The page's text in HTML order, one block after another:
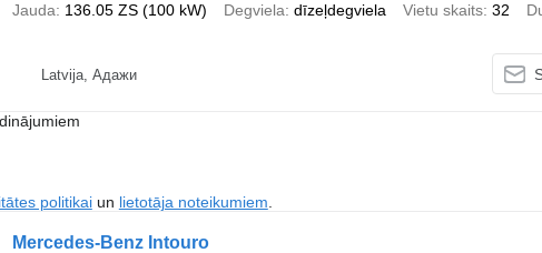
Jauda
136.05 ZS (100 kW) Degviela dīzeļdegviela Vietu skaits 32
Latvija, Адажи
politikaiun lietotāja noteikumiem
Mercedes-Benz Intouro